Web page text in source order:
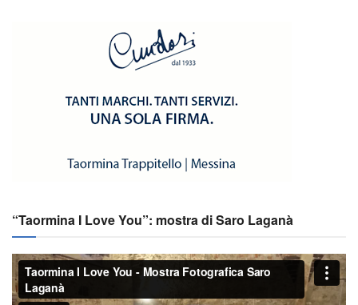
“Taormina I Love You”: mostra di Saro Laganà